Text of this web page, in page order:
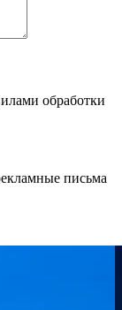
обработки
письма